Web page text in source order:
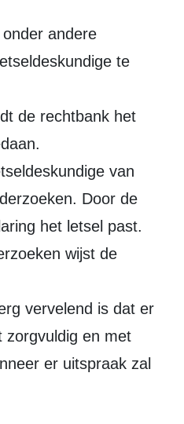
andere
te
de rechtbank het
van
Door de
het letsel past.
wijst de
vervelend is dat er
zorgvuldig en met
er uitspraak zal